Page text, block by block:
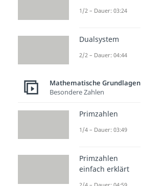
1/2 – Dauer: 03:24
Dualsystem
2/2 – Dauer: 04:44
Mathematische Grundlagen
Besondere Zahlen
Primzahlen
1/4 – Dauer: 03:49
Primzahlen
einfach erklärt